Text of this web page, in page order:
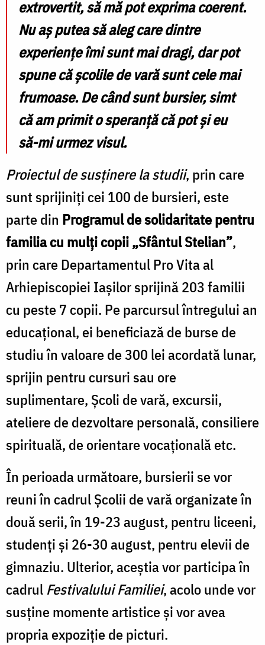
extrovertit, să mă pot exprima coerent.
Nu aș putea să aleg care dintre
experiențe îmi sunt mai dragi, dar pot
spune că școlile de vară sunt cele mai
frumoase. De când sunt bursier, simt
că am primit o speranță că pot și eu
să-mi urmez visul.
Proiectul de susținere la studii, prin care
sunt sprijiniți cei 100 de bursieri, este
parte din Programul de solidaritate pentru
familia cu mulți copii „Sfântul Stelian”,
prin care Departamentul Pro Vita al
Arhiepiscopiei Iașilor sprijină 203 familii
cu peste 7 copii. Pe parcursul întregului an
educațional, ei beneficiază de burse de
studiu în valoare de 300 lei acordată lunar,
sprijin pentru cursuri sau ore
suplimentare, Școli de vară, excursii,
ateliere de dezvoltare personală, consiliere
spirituală, de orientare vocațională etc.
În perioada următoare, bursierii se vor
reuni în cadrul Școlii de vară organizate în
două serii, în 19-23 august, pentru liceeni,
studenți și 26-30 august, pentru elevii de
gimnaziu. Ulterior, aceștia vor participa în
cadrul Festivalului Familiei, acolo unde vor
susține momente artistice și vor avea
propria expoziție de picturi.